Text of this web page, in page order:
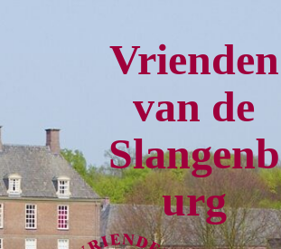
Vrienden
van de
Slangenb
urg